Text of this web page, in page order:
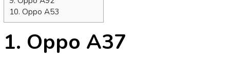
10. Oppo A53
1. Oppo A37